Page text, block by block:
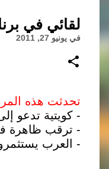
لقائي في
في يونيو 27, 2011
تحدثت هذه
- كويتية تدعو
- ترقب ظاهرة
- العرب يستثمرون 5 مليارات دولار في النشر سنوياً أغلبها